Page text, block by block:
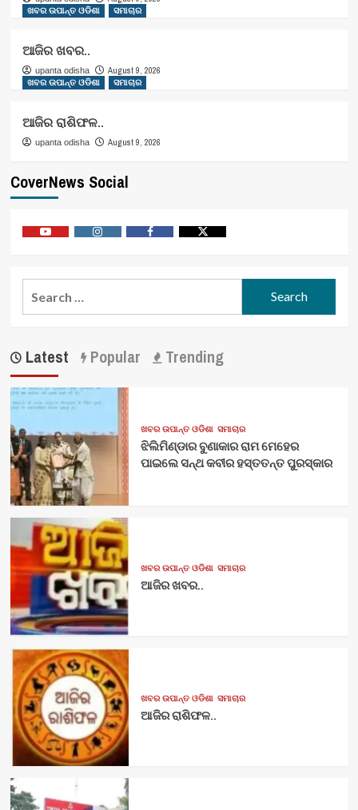
ଖବର ଉପାନ୍ତ ଓଡିଶା
ସମାଚାର
ଆଜିର ଖବର..
upanta odisha
August 9, 2026
ଖବର ଉପାନ୍ତ ଓଡିଶା
ସମାଚାର
ଆଜିର ରାଶିଫଳ..
upanta odisha August 9, 2026
CoverNews Social
Latest Popular Trending
ଖବର ଉପାନ୍ତ ଓଡିଶା ସମାଚାର
ଝିଲିମିଣ୍ଡାର ବୁଣାକାର ରାମ ମେହେର
ପାଇଲେ ସନ୍ଥ କବୀର ହସ୍ତତନ୍ତ ପୁରସ୍କାର
ଖବର ଉପାନ୍ତ ଓଡିଶା ସମାଚାର
ଆଜିର ଖବର..
ଖବର ଉପାନ୍ତ ଓଡିଶା ସମାଚାର
ଆଜିର ରାଶିଫଳ..